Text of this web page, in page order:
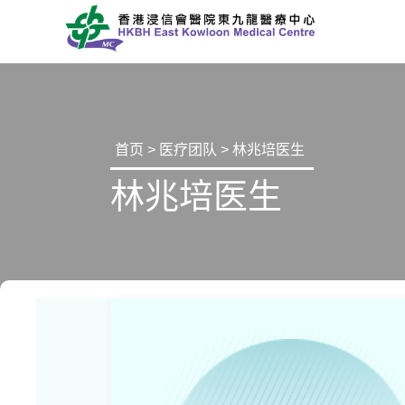
首页 > 医疗团队 > 林兆培医生
林兆培医生